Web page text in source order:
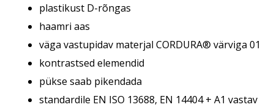
plastikust D-rõngas
haamri aas
väga vastupidav materjal CORDURA® värviga 01
kontrastsed elemendid
pükse saab pikendada
standardile EN ISO 13688, EN 14404 + A1 vastav